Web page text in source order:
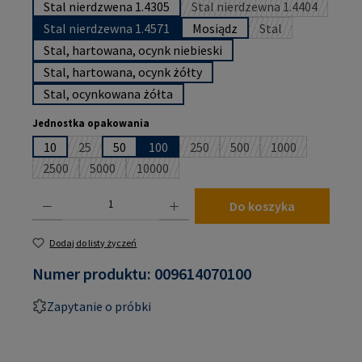
Stal nierdzwena 1.4305 Stal nierdzewna 1.4404
(Ta opcja jest
Stal nierdzewna 1.4571 Mosiądz Stal(Ta opcja jest
Stal, hartowana, ocynk niebieski
Stal, hartowana, ocynk żółty
Stal, ocynkowana żółta
Wybierz
Jednostka opakowania
10 25(Ta opcja jest obecnie niedostępna.)
50 100 250(Ta opcja jest obecnie
500(Ta opcja jest obecnie
1000(Ta opcja jest
2500(Ta opcja jest obecnie niedostępna.)
5000(Ta opcja jest obecnie niedostępna.)
10000(Ta opcja jest obecnie niedostępna.)
Do koszyka
Dodaj do listy życzeń
Numer produktu: 009614070100
Zapytanie o próbki